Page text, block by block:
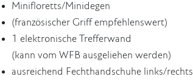
Minifloretts/Minidegen
(französischer Griff empfehlenswert)
1 elektronische Trefferwand
(kann vom WFB ausgeliehen werden)
ausreichend Fechthandschuhe links/rechts